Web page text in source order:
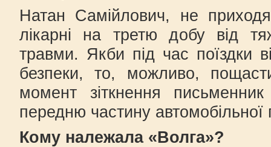
Натан Самійлович, не
лікарні на третю добу від
травми. Якби під час поїздки
безпеки, то, можливо,
момент зіткнення
передню частину автомобільної
Кому належала «Волга»?